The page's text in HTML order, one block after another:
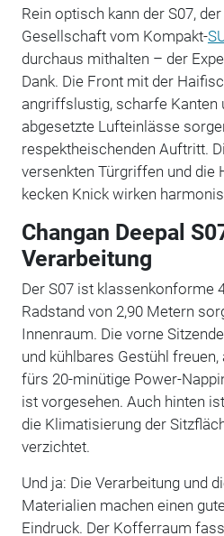
Rein optisch kann der S07,
Gesellschaft vom Kompakt-
durchaus mithalten – der
Dank. Die Front mit der
angriffslustig, scharfe Kanten
abgesetzte Lufteinlässe
respektheischenden Auftritt.
versenkten Türgriffen und die
kecken Knick wirken
Changan Deepal
Verarbeitung
Der S07 ist klassenkonforme
Radstand von 2,90 Metern
Innenraum. Die vorne
und kühlbares Gestühl
fürs 20-minütige Power-
ist vorgesehen. Auch hinten
die Klimatisierung der
verzichtet.
Und ja: Die Verarbeitung und
Materialien machen einen
Eindruck. Der Kofferraum